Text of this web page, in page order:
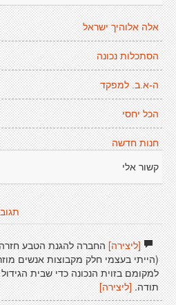
אלה אלוהיך ישראל
הסתכלות נכונה
ה-א.ב. למפקד
הכל יחסי
חנות חדשה
קשור אלי
[ליצירה]החברה להגנת הטבע
(הייתי בעצמי חלק מקבוצות אנשים
למקומם בזוית הנכונה כדי שבית
תודה. [ליצירה]